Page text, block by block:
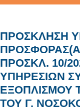
ΠΡΟΣΚΛΗΣΗ
ΠΡΟΣΚΛ. 10/
ΥΠΗΡΕΣΙΩΝ
ΕΞΟΠΛΙΣΜΟΥ
ΤΟΥ Γ.